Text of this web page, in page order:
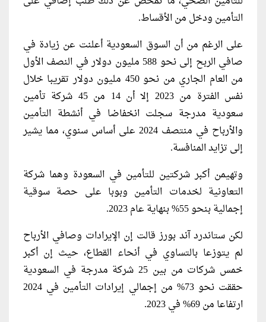
التأمين ودخل من الأقساط.
على الرغم من أن السوق السعودية أعلنت عن زيادة في
صافي الربح إلى نحو 588 مليون دولار في النصف الأول
من العام الجاري من نحو 450 مليون دولار تقريبا خلال
نفس الفترة من 2023 إلا أن 14 من 45 شركة تأمين
سعودية مدرجة سجلت انخفاضا في أنشطة التأمين
والأرباح في منتصف 2024 على أساس سنوي، مما يشير
إلى تزايد المنافسة.
وتهيمن أكبر شركتين للتأمين في السعودة وهما شركة
التعاونية لخدمات التأمين وبوبا على حصة سوقية
إجمالية بنحو 55% بنهاية عام 2023.
لكن ستاندرد آند بورز قالت إن الإيرادات وصافي الأرباح
لم يتوزعا بالتساوي في أنحاء القطاع، حيث إن أكبر
خمس شركات من بين 25 شركة مدرجة في السعودية
حققت نحو 73% من إجمالي إيرادات التأمين في 2024
ارتفاعا من 69% في 2023.